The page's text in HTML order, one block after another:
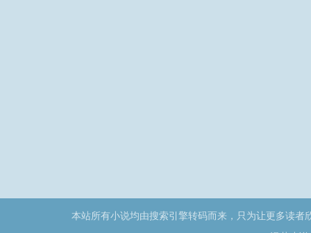
本站所有小说均由搜索引擎转码而来，只为让更多读